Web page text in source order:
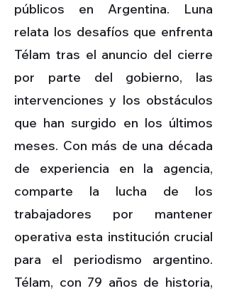
públicos en Argentina. Luna
relata los desafíos que enfrenta
Télam tras el anuncio del cierre
por parte del gobierno, las
intervenciones y los obstáculos
que han surgido en los últimos
meses. Con más de una década
de experiencia en la agencia,
comparte la lucha de los
trabajadores por mantener
operativa esta institución crucial
para el periodismo argentino.
Télam, con 79 años de historia,